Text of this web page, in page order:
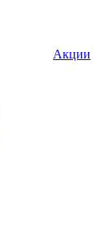
Акции